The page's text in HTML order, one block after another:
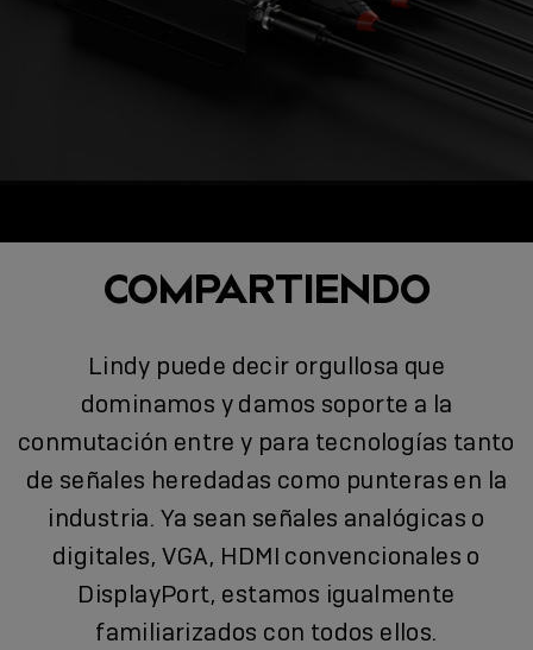
COMPARTIENDO
Lindy puede decir orgullosa que
dominamos y damos soporte a la
conmutación entre y para tecnologías tanto
de señales heredadas como punteras en la
industria. Ya sean señales analógicas o
digitales, VGA, HDMI convencionales o
DisplayPort, estamos igualmente
familiarizados con todos ellos.